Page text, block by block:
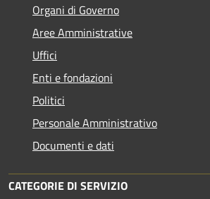
Organi di Governo
Aree Amministrative
Uffici
Enti e fondazioni
Politici
Personale Amministrativo
Documenti e dati
CATEGORIE DI SERVIZIO